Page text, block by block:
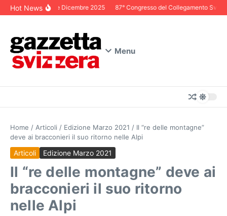
Salta al contenuto
Hot NewsEditoriale Dicembre 2025 87° Congresso del Collegamento
Menu
Home / Articoli / Edizione Marzo 2021 / Il “re delle montagne”
deve ai bracconieri il suo ritorno nelle Alpi
Articoli Edizione Marzo 2021
Il “re delle montagne” deve ai
bracconieri il suo ritorno
nelle Alpi